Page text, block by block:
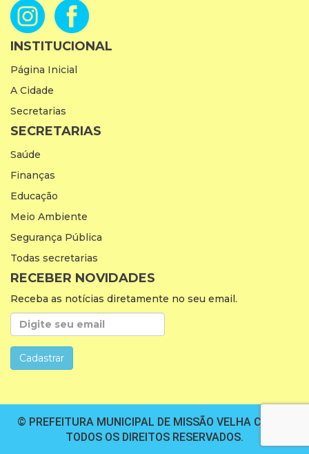
INSTITUCIONAL
Página Inicial
A Cidade
Secretarias
SECRETARIAS
Saúde
Finanças
Educação
Meio Ambiente
Segurança Pública
Todas secretarias
RECEBER NOVIDADES
Receba as notícias diretamente no seu email.
© PREFEITURA MUNICIPAL DE MISSÃO VELHA CEARÁ.
TODOS OS DIREITOS RESERVADOS.